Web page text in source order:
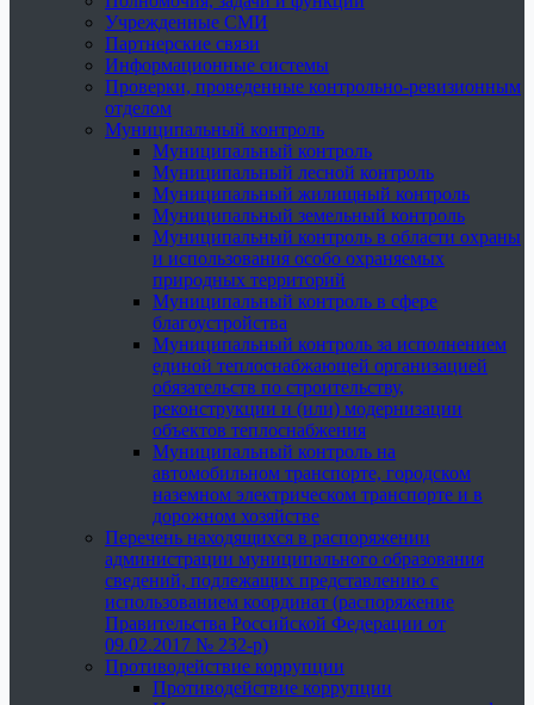
Учрежденные СМИ
Партнерские связи
Информационные системы
Проверки, проведенные контрольно-ревизионным
отделом
Муниципальный контроль
Муниципальный контроль
Муниципальный лесной контроль
Муниципальный жилищный контроль
Муниципальный земельный контроль
Муниципальный контроль в области охраны
и использования особо охраняемых
природных территорий
Муниципальный контроль в сфере
благоустройства
Муниципальный контроль за исполнением
единой теплоснабжающей организацией
обязательств по строительству,
реконструкции и (или) модернизации
объектов теплоснабжения
Муниципальный контроль на
автомобильном транспорте, городском
наземном электрическом транспорте и в
дорожном хозяйстве
Перечень находящихся в распоряжении
администрации муниципального образования
сведений, подлежащих представлению с
использованием координат (распоряжение
Правительства Российской Федерации от
09.02.2017 № 232-р)
Противодействие коррупции
Противодействие коррупции